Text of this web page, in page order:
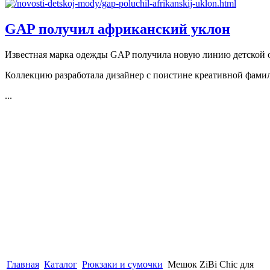
GAP получил африканский уклон
Известная марка одежды GAP получила новую линию
Коллекцию разработала дизайнер с поистине креативной
...
Главная Каталог Рюкзаки и сумочки Мешок ZiBi Chic для